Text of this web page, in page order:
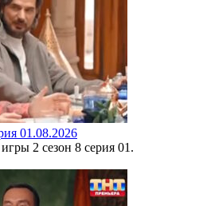
01.08.2026
2 сезон 8 серия 01.